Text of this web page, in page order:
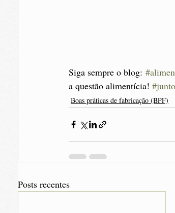
Siga sempre o blog:
a questão alimentícia!
Boas práticas de fabricação (BPF)
Posts recentes